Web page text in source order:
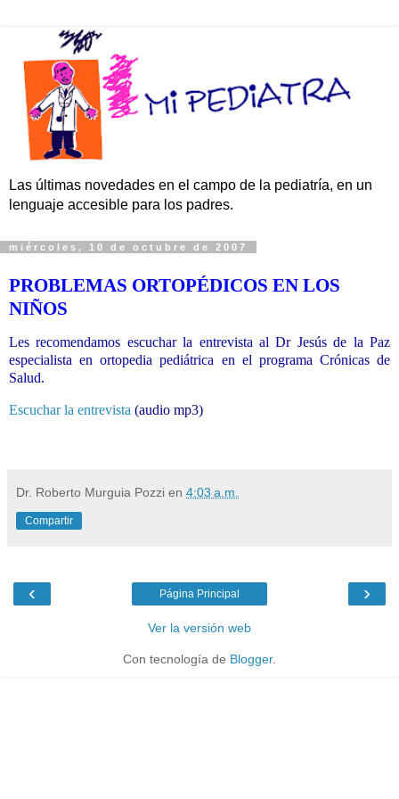
Las últimas novedades en el campo de la pediatría, en un
lenguaje accesible para los padres.
miércoles, 10 de octubre de 2007
PROBLEMAS ORTOPÉDICOS EN LOS
NIÑOS
Les recomendamos escuchar la entrevista al Dr Jesús de la Paz
especialista en ortopedia pediátrica en el programa Crónicas de
Salud.
Escuchar la entrevista (audio mp3)
Dr. Roberto Murguia Pozzi en 4:03 a.m.
Compartir
‹ ›
Página Principal
Ver la versión web
Con tecnología de Blogger.